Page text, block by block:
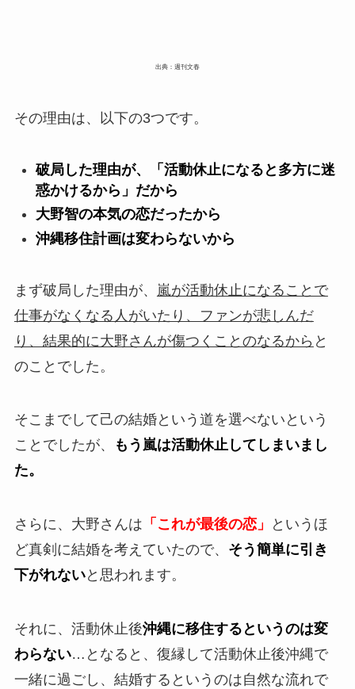
出典：週刊文春
その理由は、以下の3つです。
破局した理由が、「活動休止になると多方に迷
惑かけるから」だから
大野智の本気の恋だったから
沖縄移住計画は変わらないから
まず破局した理由が、
嵐が活動休止になることで
仕事がなくなる人がいたり、ファンが悲しんだ
り、結果的に大野さんが傷つくことのなるから と
のことでした。
そこまでして己の結婚という道を選べないという
ことでしたが、
もう嵐は活動休止してしまいまし
た。
さらに、大野さんは 「これが最後の恋」
というほ
ど真剣に結婚を考えていたので、 そう簡単に引き
下がれないと思われます。
それに、活動休止後沖縄に移住するというのは変
わらない…となると、復縁して活動休止後沖縄で
一緒に過ごし、結婚するというのは自然な流れで